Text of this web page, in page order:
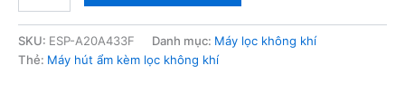
kèm
lọc
SKU: ESP-A20A433F Danh mục: Máy lọc không khí
Thẻ: Máy hút ẩm kèm lọc không khí